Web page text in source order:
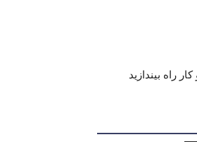
راه بیندازید